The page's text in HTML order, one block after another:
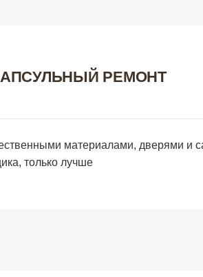
РЕМОНТ
материалами, дверями и
только лучше